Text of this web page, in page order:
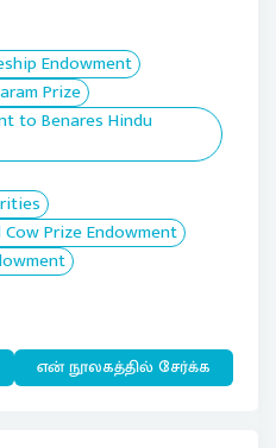
Endowment
Prize
to Benares Hindu
Prize Endowment
என் நூலகத்தில் சேர்க்க